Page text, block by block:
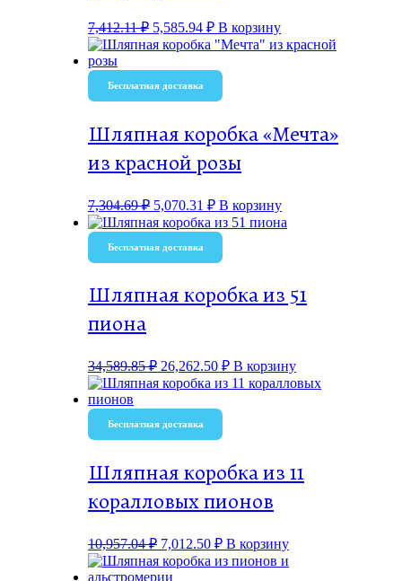
7,412.11₽ 5,585.94 ₽ В корзину
Бесплатная доставка
Шляпная коробка «Мечта»
из красной розы
7,304.69₽ 5,070.31 ₽ В корзину
Бесплатная доставка
Шляпная коробка из 51
пиона
34,589.85₽ 26,262.50 ₽ В корзину
Бесплатная доставка
Шляпная коробка из 11
коралловых пионов
10,957.04₽ 7,012.50 ₽ В корзину